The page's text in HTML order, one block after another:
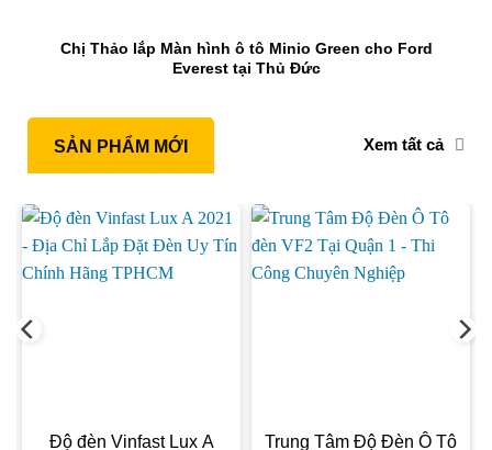
Chị Thảo lắp Màn hình ô tô Minio Green cho Ford
Everest tại Thủ Đức
SẢN PHẨM MỚI Xem tất cả
Độ đèn Vinfast Lux A
Trung Tâm Độ Đèn Ô Tô